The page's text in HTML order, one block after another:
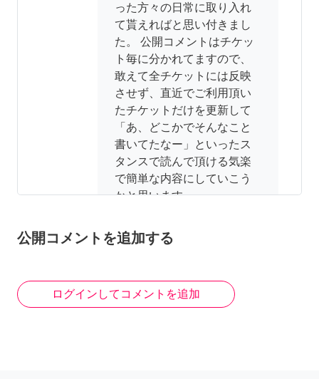
った方々の日常に取り入れ
て貰えればと思い付きまし
た。 公開コメントはチケッ
ト毎に分かれてますので、
敢えて全チケットには反映
させず、直近でご利用頂い
たチケットだけを更新して
「あ、どこかでそんなこと
書いてたなー」といったス
タンスで読んで頂ける気楽
で簡単な内容にしていこう
かと思います。
こちら公開コメント欄にな
公開コメントを追加する
ログインしてコメントを追加